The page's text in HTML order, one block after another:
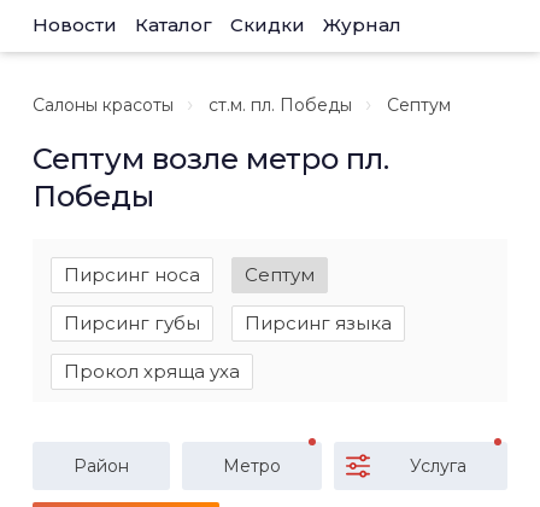
Новости Каталог Скидки Журнал
Салоны красоты ст.м. пл. Победы Септум
Септум возле метро пл.
Победы
Пирсинг носа Септум
Пирсинг губы Пирсинг языка
Прокол хряща уха
Район Метро Услуга